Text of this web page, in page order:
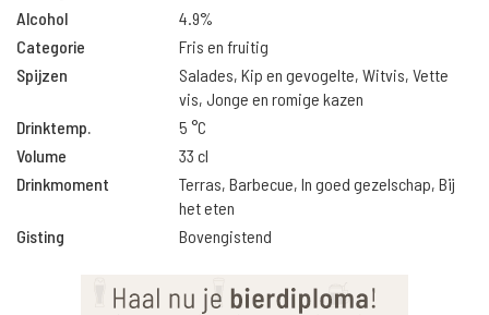
Alcohol
4.9%
Categorie
Fris en fruitig
Spijzen
Salades, Kip en gevogelte, Witvis, Vette
vis, Jonge en romige kazen
Drinktemp.
5 °C
Volume
33 cl
Drinkmoment
Terras, Barbecue, In goed gezelschap, Bij
het eten
Gisting
Bovengistend